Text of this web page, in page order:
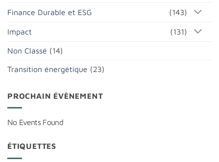
Finance Durable et ESG (143)
Impact (131)
Non Classé (14)
Transition énergétique (23)
PROCHAIN ÉVÈNEMENT
No Events Found
ÉTIQUETTES